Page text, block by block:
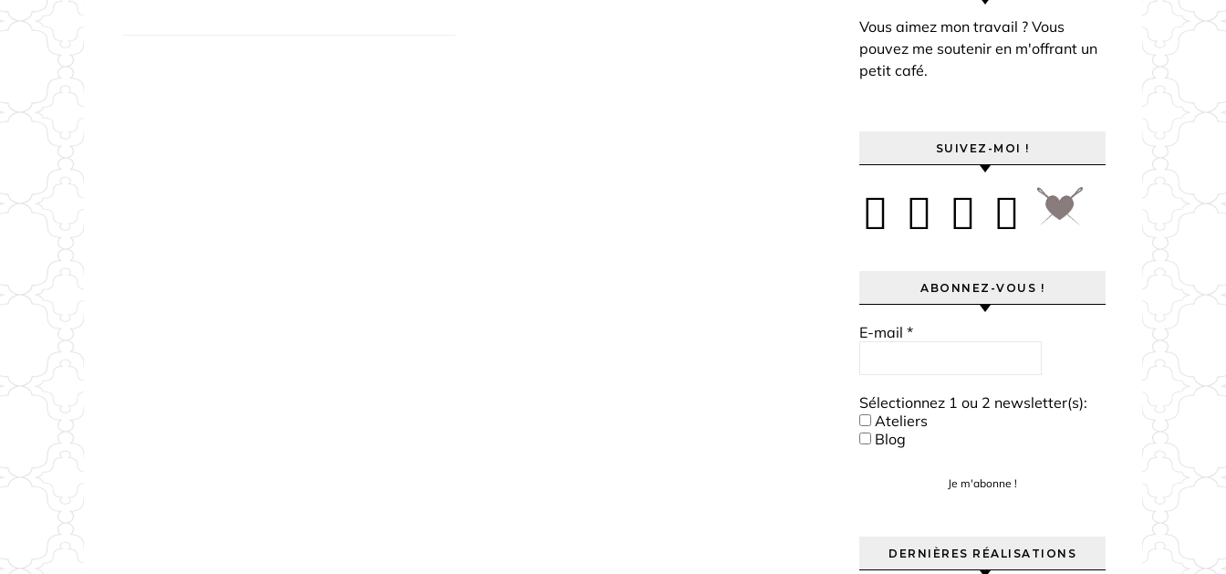
Vous aimez mon travail ? Vous
pouvez me soutenir en m'offrant un
petit café.
SUIVEZ-MOI !
ABONNEZ-VOUS !
E-mail *
Sélectionnez 1 ou 2 newsletter(s):
Ateliers
Blog
DERNIÈRES RÉALISATIONS